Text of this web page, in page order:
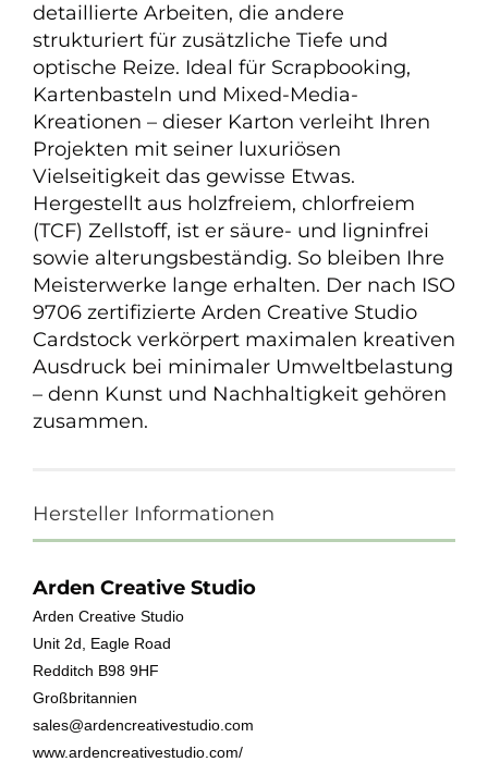
detaillierte Arbeiten, die andere
strukturiert für zusätzliche Tiefe und
optische Reize. Ideal für Scrapbooking,
Kartenbasteln und Mixed-Media-
Kreationen – dieser Karton verleiht Ihren
Projekten mit seiner luxuriösen
Vielseitigkeit das gewisse Etwas.
Hergestellt aus holzfreiem, chlorfreiem
(TCF) Zellstoff, ist er säure- und ligninfrei
sowie alterungsbeständig. So bleiben Ihre
Meisterwerke lange erhalten. Der nach ISO
9706 zertifizierte Arden Creative Studio
Cardstock verkörpert maximalen kreativen
Ausdruck bei minimaler Umweltbelastung
– denn Kunst und Nachhaltigkeit gehören
zusammen.
Hersteller Informationen
Arden Creative Studio
Arden Creative Studio
Unit 2d, Eagle Road
Redditch B98 9HF
Großbritannien
sales@ardencreativestudio.com
www.ardencreativestudio.com/